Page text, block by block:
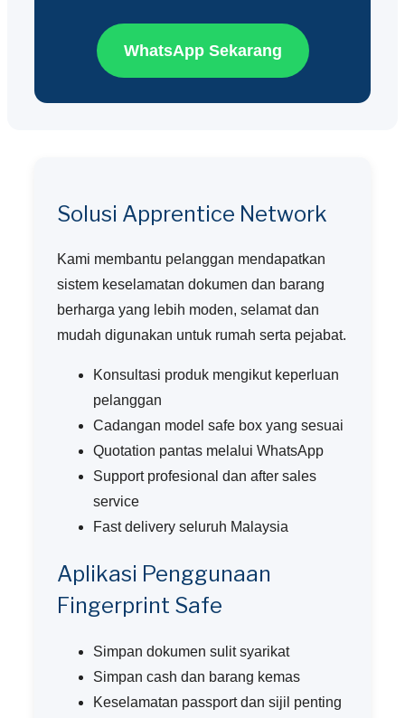
WhatsApp Sekarang
Solusi Apprentice Network
Kami membantu pelanggan mendapatkan
sistem keselamatan dokumen dan barang
berharga yang lebih moden, selamat dan
mudah digunakan untuk rumah serta pejabat.
Konsultasi produk mengikut keperluan
pelanggan
Cadangan model safe box yang sesuai
Quotation pantas melalui WhatsApp
Support profesional dan after sales
service
Fast delivery seluruh Malaysia
Aplikasi Penggunaan
Fingerprint Safe
Simpan dokumen sulit syarikat
Simpan cash dan barang kemas
Keselamatan passport dan sijil penting